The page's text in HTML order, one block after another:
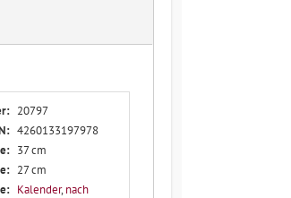
20797
4260133197978
37 cm
27 cm
Kalender, nach